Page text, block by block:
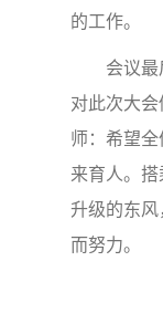
的工作。
会议
对此次大
师：希望
来育人。
升级的东
而努力。